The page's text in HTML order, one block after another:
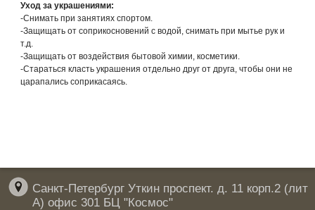
Уход за украшениями:
-Снимать при занятиях спортом.
-Защищать от соприкосновений с водой, снимать при мытье рук и
т.д.
-Защищать от воздействия бытовой химии, косметики.
-Стараться класть украшения отдельно друг от друга, чтобы они не
царапались соприкасаясь.
Санкт-Петербург Уткин проспект. д. 11 корп.2 (лит
А) офис 301 БЦ "Космос"